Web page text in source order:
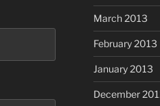
March 2013
February 2013
January 2013
December